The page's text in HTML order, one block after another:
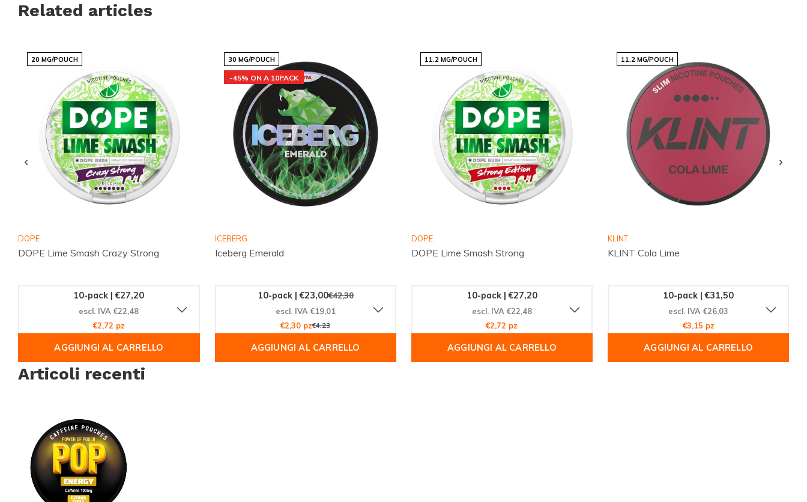
Prezzi competitivi con marchi popolari
Ordine semplice tramite un'interfaccia chiara
Servizio clienti pronto a supportarti
POP ENERGY Citrus Chill combina praticità e freschezza in un sacchetto senza nicotina,
pensato per chi desidera un'alternativa discreta alle solite abitudini. Scegliere questo
prodotto significa puntare su comfort e coerenza nella qualità offerta da POP ENERGY
e distribuita da Snussie.com.
Scopri l'intera gamma di sacchetti e snus su
e trova la variante che si
adatta ai tuoi momenti. Visita la sezione
per esplorare altri marchi o seguici su
ricevi i tuoi preferiti con rapidità.
Related articles
20 MG/POUCH
DOPE
DOPE Lime Smash Crazy Strong
10-pack | €27,20
escl. IVA €22,48
€2,72 pz
AGGIUNGI AL CARRELLO
30 MG/POUCH
-45% ON A 10PACK
ICEBERG
Iceberg Emerald
10-pack | €23,00€42,30
escl. IVA €19,01
€2,30 pz€4,23
AGGIUNGI AL CARRELLO
11.2 MG/POUCH
DOPE
DOPE Lime Smash Strong
10-pack | €27,20
escl. IVA €22,48
€2,72 pz
AGGIUNGI AL CARRELLO
11.2 MG/POUCH
KLINT
KLINT Cola Lime
10-pack | €31,50
escl. IVA €26,03
€3,15 pz
AGGIUNGI AL CARRELLO
Articoli recenti